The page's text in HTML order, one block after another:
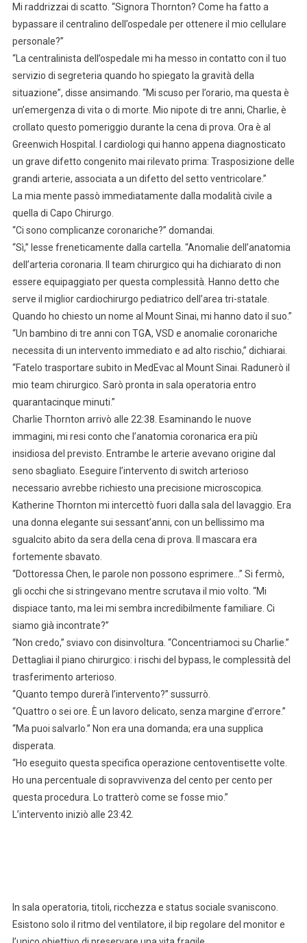
Mi raddrizzai di scatto. “Signora Thornton? Come ha fatto a
bypassare il centralino dell’ospedale per ottenere il mio cellulare
personale?”
“La centralinista dell’ospedale mi ha messo in contatto con il tuo
servizio di segreteria quando ho spiegato la gravità della
situazione”, disse ansimando. “Mi scuso per l’orario, ma questa è
un’emergenza di vita o di morte. Mio nipote di tre anni, Charlie, è
crollato questo pomeriggio durante la cena di prova. Ora è al
Greenwich Hospital. I cardiologi qui hanno appena diagnosticato
un grave difetto congenito mai rilevato prima: Trasposizione delle
grandi arterie, associata a un difetto del setto ventricolare.”
La mia mente passò immediatamente dalla modalità civile a
quella di Capo Chirurgo.
“Ci sono complicanze coronariche?” domandai.
“Sì,” lesse freneticamente dalla cartella. “Anomalie dell’anatomia
dell’arteria coronaria. Il team chirurgico qui ha dichiarato di non
essere equipaggiato per questa complessità. Hanno detto che
serve il miglior cardiochirurgo pediatrico dell’area tri-statale.
Quando ho chiesto un nome al Mount Sinai, mi hanno dato il suo.”
“Un bambino di tre anni con TGA, VSD e anomalie coronariche
necessita di un intervento immediato e ad alto rischio,” dichiarai.
“Fatelo trasportare subito in MedEvac al Mount Sinai. Radunerò il
mio team chirurgico. Sarò pronta in sala operatoria entro
quarantacinque minuti.”
Charlie Thornton arrivò alle 22:38. Esaminando le nuove
immagini, mi resi conto che l’anatomia coronarica era più
insidiosa del previsto. Entrambe le arterie avevano origine dal
seno sbagliato. Eseguire l’intervento di switch arterioso
necessario avrebbe richiesto una precisione microscopica.
Katherine Thornton mi intercettò fuori dalla sala del lavaggio. Era
una donna elegante sui sessant’anni, con un bellissimo ma
sgualcito abito da sera della cena di prova. Il mascara era
fortemente sbavato.
“Dottoressa Chen, le parole non possono esprimere…” Si fermò,
gli occhi che si stringevano mentre scrutava il mio volto. “Mi
dispiace tanto, ma lei mi sembra incredibilmente familiare. Ci
siamo già incontrate?”
“Non credo,” sviavo con disinvoltura. “Concentriamoci su Charlie.”
Dettagliai il piano chirurgico: i rischi del bypass, le complessità del
trasferimento arterioso.
“Quanto tempo durerà l’intervento?” sussurrò.
“Quattro o sei ore. È un lavoro delicato, senza margine d’errore.”
“Ma puoi salvarlo.” Non era una domanda; era una supplica
disperata.
“Ho eseguito questa specifica operazione centoventisette volte.
Ho una percentuale di sopravvivenza del cento per cento per
questa procedura. Lo tratterò come se fosse mio.”
L’intervento iniziò alle 23:42.
In sala operatoria, titoli, ricchezza e status sociale svaniscono.
Esistono solo il ritmo del ventilatore, il bip regolare del monitor e